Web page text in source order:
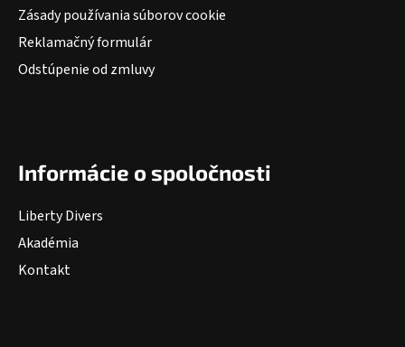
Zásady používania súborov cookie
Reklamačný formulár
Odstúpenie od zmluvy
Informácie o spoločnosti
Liberty Divers
Akadémia
Kontakt